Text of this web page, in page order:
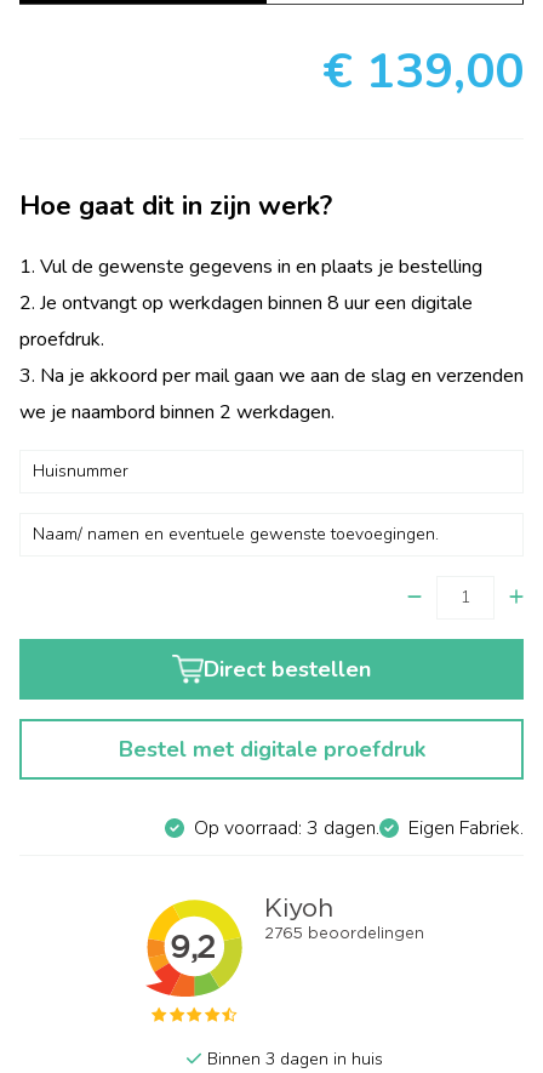
€ 139,00
Hoe gaat dit in zijn werk?
1. Vul de gewenste gegevens in en plaats je bestelling
2. Je ontvangt op werkdagen binnen 8 uur een digitale
proefdruk.
3. Na je akkoord per mail gaan we aan de slag en verzenden
we je naambord binnen 2 werkdagen.
Direct bestellen
Bestel met digitale proefdruk
Op voorraad: 3 dagen. Eigen Fabriek.
Binnen 3 dagen in huis